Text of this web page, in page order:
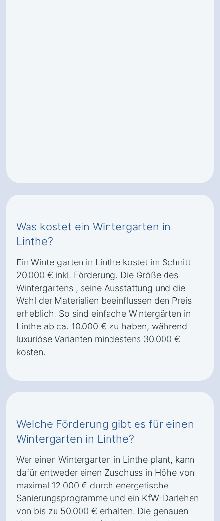
Was kostet ein Wintergarten in
Linthe?
Ein Wintergarten in Linthe kostet im Schnitt
20.000 € inkl. Förderung. Die Größe des
Wintergartens , seine Ausstattung und die
Wahl der Materialien beeinflussen den Preis
erheblich. So sind einfache Wintergärten in
Linthe ab ca. 10.000 € zu haben, während
luxuriöse Varianten mindestens 30.000 €
kosten.
Welche Förderung gibt es für einen
Wintergarten in Linthe?
Wer einen Wintergarten in Linthe plant, kann
dafür entweder einen Zuschuss in Höhe von
maximal 12.000 € durch energetische
Sanierungsprogramme und ein KfW-Darlehen
von bis zu 50.000 € erhalten. Die genauen